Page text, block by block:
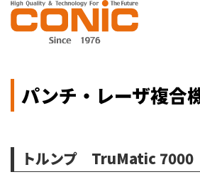
パンチ・レーザ複合
トルンプ TruMatic 7000